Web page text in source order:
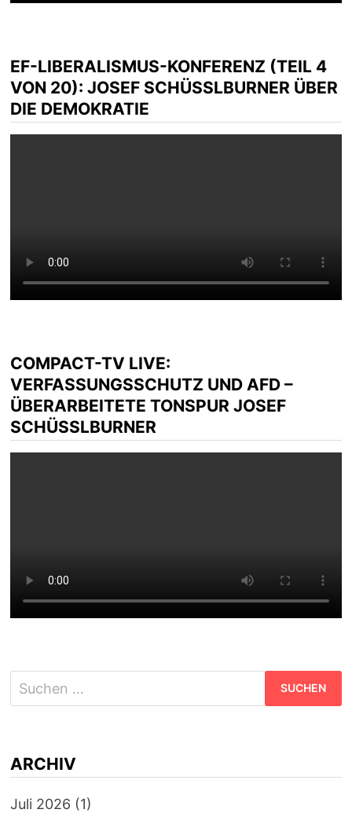
EF-LIBERALISMUS-KONFERENZ (TEIL 4
VON 20): JOSEF SCHÜSSLBURNER ÜBER D
IE DEMOKRATIE
COMPACT-TV LIVE:
VERFASSUNGSSCHUTZ UND AFD –
ÜBERARBEITETE TONSPUR JOSEF
SCHÜSSLBURNER
Suchen
nach:
ARCHIV
Juli 2026 (1)